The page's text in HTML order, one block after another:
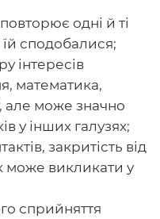
одні й ті
їй сподобалися;
інтересів
математика,
але може значно
у інших галузях;
закритість від
може викликати у
сприйняття